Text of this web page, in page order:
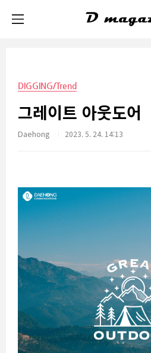
DIGGING/Trend
그레이트 아웃도어
Daehong 2023. 5. 24. 14:13